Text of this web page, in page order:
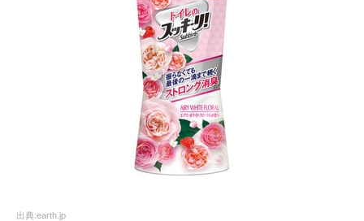
出典:earth.jp